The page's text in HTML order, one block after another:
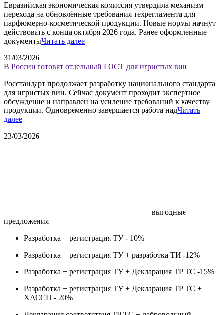
Евразийская экономическая комиссия утвердила механизм
перехода на обновлённые требования техрегламента для
парфюмерно-косметической продукции. Новые нормы начнут
действовать с конца октября 2026 года. Ранее оформленные
документыЧитать далее
31/03/2026
В России готовят отдельный ГОСТ для игристых вин
Росстандарт продолжает разработку национального стандарта
для игристых вин. Сейчас документ проходит экспертное
обсуждение и направлен на усиление требований к качеству
продукции. Одновременно завершается работа надЧитать
далее
23/03/2026
выгодные
предложения
Разработка + регистрация ТУ - 10%
Разработка + регистрация ТУ + разработка ТИ -12%
Разработка + регистрация ТУ + Декларация ТР ТС -15%
Разработка + регистрация ТУ + Декларация ТР ТС +
ХАССП - 20%